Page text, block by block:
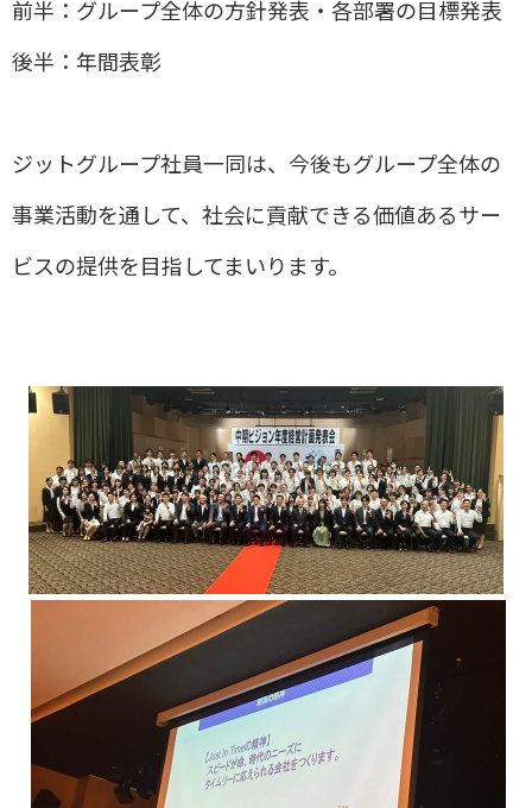
前半：グループ全体の方針発表・各部署の目標発表
後半：年間表彰
ジットグループ社員一同は、今後もグループ全体の
事業活動を通して、社会に貢献できる価値あるサー
ビスの提供を目指してまいります。